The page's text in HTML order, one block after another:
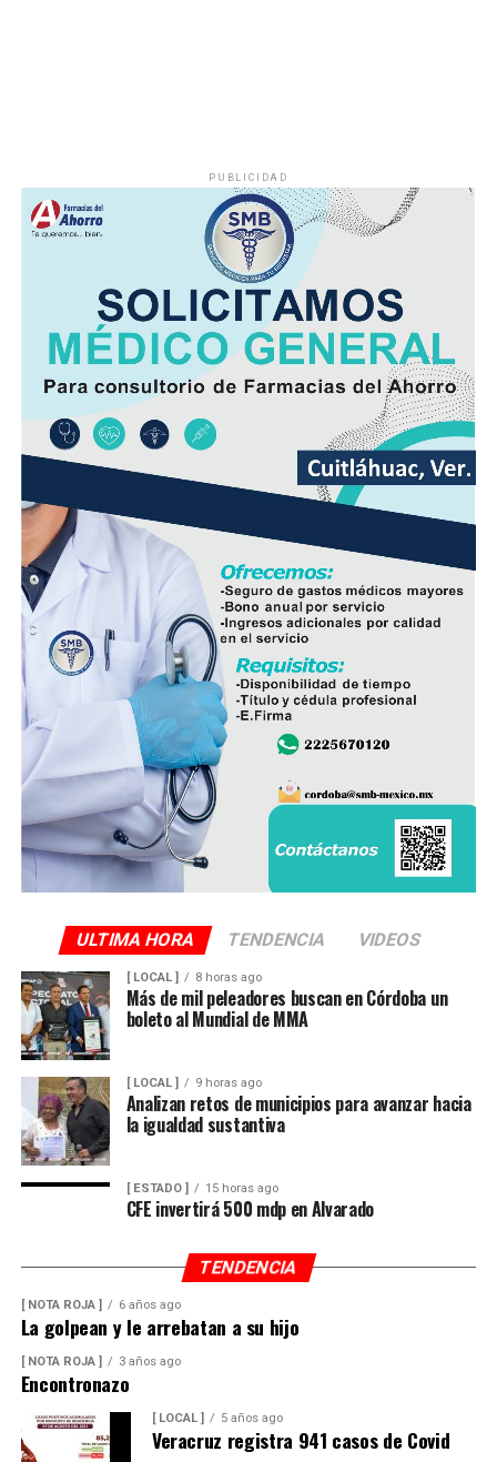
PUBLICIDAD
ULTIMA HORA TENDENCIA VIDEOS
[ LOCAL ] 8 horas ago
Más de mil peleadores buscan en Córdoba un
boleto al Mundial de MMA
[ LOCAL ] 9 horas ago
Analizan retos de municipios para avanzar hacia
la igualdad sustantiva
[ ESTADO ] 15 horas ago
CFE invertirá 500 mdp en Alvarado
TENDENCIA
[ NOTA ROJA ] 6 años ago
La golpean y le arrebatan a su hijo
[ NOTA ROJA ] 3 años ago
Encontronazo
[ LOCAL ] 5 años ago
Veracruz registra 941 casos de Covid